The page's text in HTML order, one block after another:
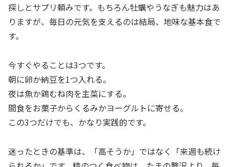
探しとサプリ頼みです。もちろん牡蠣やうなぎも魅力はあ
りますが、毎日の元気を支えるのは結局、地味な基本食で
す。
今すぐやることは3つです。
朝に卵か納豆を1つ入れる。
夜は魚か鶏むね肉を主菜にする。
間食をお菓子からくるみかヨーグルトに寄せる。
この3つだけでも、かなり実践的です。
迷ったときの基準は、「高そうか」ではなく「来週も続け